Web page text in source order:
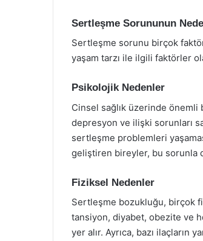
Sertleşme Sorununun
Sertleşme sorunu birçok
yaşam tarzı ile ilgili faktörler
Psikolojik Nedenler
Cinsel sağlık üzerinde
depresyon ve ilişki sorunları
sertleşme problemleri
geliştiren bireyler, bu sorunla
Fiziksel Nedenler
Sertleşme bozukluğu, birçok
tansiyon, diyabet, obezite ve
yer alır. Ayrıca, bazı